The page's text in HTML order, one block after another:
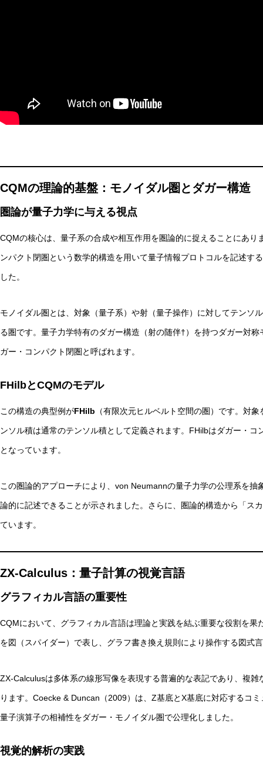
CQMの理論的基盤：モノイダル圏とダガー構造
圏論が量子力学に与える視点
CQMの核心は、量子系の合成や相互作用を圏論的に捉えることにあ
ンパクト閉圏という数学的構造を用いて量子情報プロトコルを記述す
した。
モノイダル圏とは、対象（量子系）や射（量子操作）に対してテンソ
る圏です。量子力学特有のダガー構造（射の随伴†）を持つダガー対
ガー・コンパクト閉圏と呼ばれます。
FHilbとCQMのモデル
この構造の典型例がFHilb （有限次元ヒルベルト空間の圏）です。対
ンソル積は通常のテンソル積として定義されます。FHilbはダガー・
となっています。
この圏論的アプローチにより、von Neumannの量子力学の公理系を
論的に記述できることが示されました。さらに、圏論的構造から「ス
ています。
ZX-Calculus：量子計算の視覚言語
グラフィカル言語の重要性
CQMにおいて、グラフィカル言語は理論と実践を結ぶ重要な役割を果
を図（スパイダー）で表し、グラフ書き換え規則により操作する図式
ZX-Calculusは多体系の線形写像を表現する普遍的な表記であり、複
ります。Coecke & Duncan（2009）は、Z基底とX基底に対応するコ
量子演算子の相補性をダガー・モノイダル圏で公理化しました。
視覚的解析の実践